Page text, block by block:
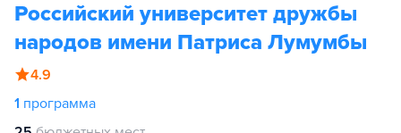
Российский университет дружбы
народов имени Патриса Лумумбы
4.9
1 программа